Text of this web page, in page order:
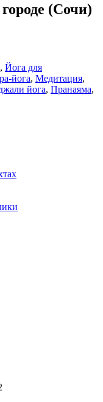
(Сочи)
Йога для
йога, Медитация,
йога, Пранаяма,